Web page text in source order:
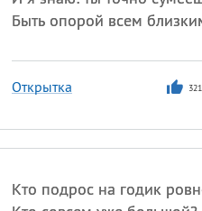
Быть опорой всем
Открытка 321
Кто подрос на годик